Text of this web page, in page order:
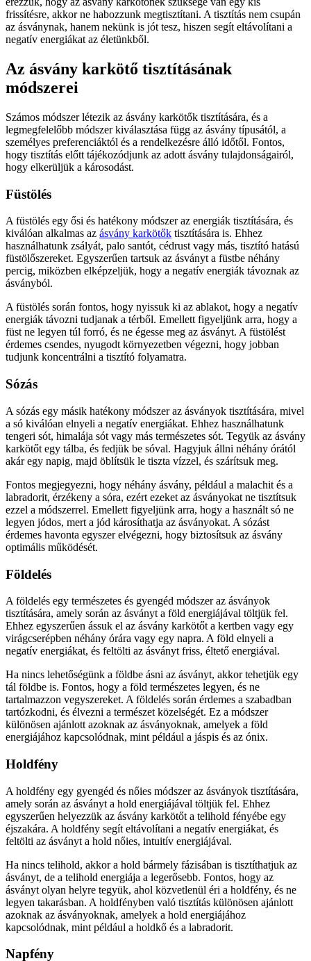
frissítésre, akkor ne habozzunk megtisztítani. A tisztítás nem csupán
az ásványnak, hanem nekünk is jót tesz, hiszen segít eltávolítani a
negatív energiákat az életünkből.
Az ásvány karkötő tisztításának
módszerei
Számos módszer létezik az ásvány karkötők tisztítására, és a
legmegfelelőbb módszer kiválasztása függ az ásvány típusától, a
személyes preferenciáktól és a rendelkezésre álló időtől. Fontos,
hogy tisztítás előtt tájékozódjunk az adott ásvány tulajdonságairól,
hogy elkerüljük a károsodást.
Füstölés
A füstölés egy ősi és hatékony módszer az energiák tisztítására, és
kiválóan alkalmas az ásvány karkötők tisztítására is. Ehhez
használhatunk zsályát, palo santót, cédrust vagy más, tisztító hatású
füstölőszereket. Egyszerűen tartsuk az ásványt a füstbe néhány
percig, miközben elképzeljük, hogy a negatív energiák távoznak az
ásványból.
A füstölés során fontos, hogy nyissuk ki az ablakot, hogy a negatív
energiák távozni tudjanak a térből. Emellett figyeljünk arra, hogy a
füst ne legyen túl forró, és ne égesse meg az ásványt. A füstölést
érdemes csendes, nyugodt környezetben végezni, hogy jobban
tudjunk koncentrálni a tisztító folyamatra.
Sózás
A sózás egy másik hatékony módszer az ásványok tisztítására, mivel
a só kiválóan elnyeli a negatív energiákat. Ehhez használhatunk
tengeri sót, himalája sót vagy más természetes sót. Tegyük az ásvány
karkötőt egy tálba, és fedjük be sóval. Hagyjuk állni néhány órától
akár egy napig, majd öblítsük le tiszta vízzel, és szárítsuk meg.
Fontos megjegyezni, hogy néhány ásvány, például a malachit és a
labradorit, érzékeny a sóra, ezért ezeket az ásványokat ne tisztítsuk
ezzel a módszerrel. Emellett figyeljünk arra, hogy a használt só ne
legyen jódos, mert a jód károsíthatja az ásványokat. A sózást
érdemes havonta egyszer elvégezni, hogy biztosítsuk az ásvány
optimális működését.
Földelés
A földelés egy természetes és gyengéd módszer az ásványok
tisztítására, amely során az ásványt a föld energiájával töltjük fel.
Ehhez egyszerűen ássuk el az ásvány karkötőt a kertben vagy egy
virágcserépben néhány órára vagy egy napra. A föld elnyeli a
negatív energiákat, és feltölti az ásványt friss, éltető energiával.
Ha nincs lehetőségünk a földbe ásni az ásványt, akkor tehetjük egy
tál földbe is. Fontos, hogy a föld természetes legyen, és ne
tartalmazzon vegyszereket. A földelés során érdemes a szabadban
tartózkodni, és élvezni a természet közelségét. Ez a módszer
különösen ajánlott azoknak az ásványoknak, amelyek a föld
energiájához kapcsolódnak, mint például a jáspis és az ónix.
Holdfény
A holdfény egy gyengéd és nőies módszer az ásványok tisztítására,
amely során az ásványt a hold energiájával töltjük fel. Ehhez
egyszerűen helyezzük az ásvány karkötőt a telihold fényébe egy
éjszakára. A holdfény segít eltávolítani a negatív energiákat, és
feltölti az ásványt a hold nőies, intuitív energiájával.
Ha nincs telihold, akkor a hold bármely fázisában is tisztíthatjuk az
ásványt, de a telihold energiája a legerősebb. Fontos, hogy az
ásványt olyan helyre tegyük, ahol közvetlenül éri a holdfény, és ne
legyen takarásban. A holdfényben való tisztítás különösen ajánlott
azoknak az ásványoknak, amelyek a hold energiájához
kapcsolódnak, mint például a holdkő és a labradorit.
Napfény